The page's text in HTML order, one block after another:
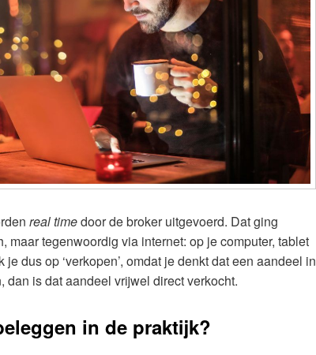
real timedoor de broker uitgevoerd. Dat ging
maar tegenwoordig via internet: op je computer, tablet
je dus op ‘verkopen’, omdat je denkt dat een aandeel in
dan is dat aandeel vrijwel direct verkocht.
in de praktijk?